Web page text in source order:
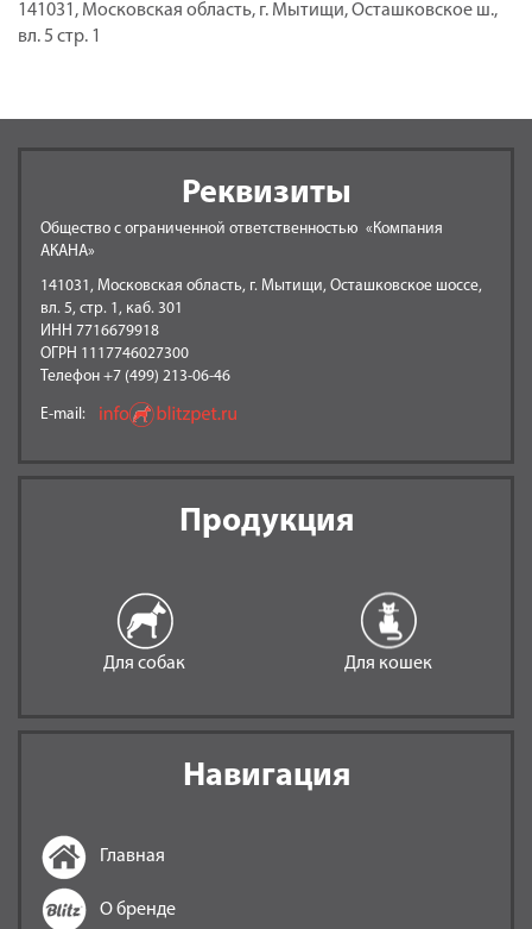
141031, Московская область, г. Мытищи, Осташковское ш.,
вл. 5 стр. 1
Реквизиты
Общество с ограниченной ответственностью «Компания
АКАНА»
141031, Московская область, г. Мытищи, Осташковское шоссе,
вл. 5, стр. 1, каб. 301
ИНН 7716679918
ОГРН 1117746027300
Телефон +7 (499) 213-06-46
E-mail:
Продукция
Для собак Для кошек
Навигация
Главная
О бренде